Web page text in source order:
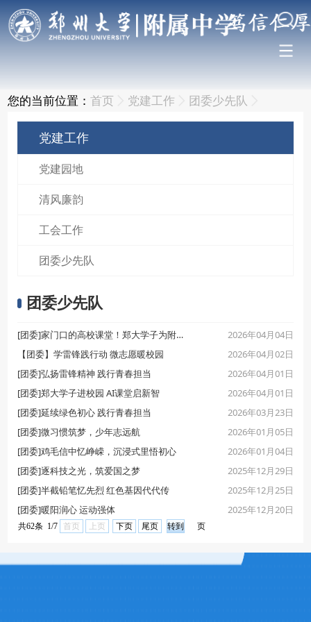
您的当前位置：首页 党建工作 团委少先队
党建工作
党建园地
清风廉韵
工会工作
团委少先队
团委少先队
[团委]家门口的高校课堂！郑大学子为附中学子开讲科技
2026年04月04日
【团委】学雷锋践行动 微志愿暖校园
2026年04月02日
[团委]弘扬雷锋精神 践行青春担当
2026年04月01日
[团委]郑大学子进校园 AI课堂启新智
2026年04月01日
[团委]延续绿色初心 践行青春担当
2026年03月23日
[团委]微习惯筑梦，少年志远航
2026年01月05日
[团委]鸡毛信中忆峥嵘，沉浸式里悟初心
2026年01月04日
[团委]逐科技之光，筑爱国之梦
2025年12月29日
[团委]半截铅笔忆先烈 红色基因代代传
2025年12月25日
[团委]暖阳润心 运动强体
2025年12月20日
共62条 1/7 首页 上页 下页 尾页 页